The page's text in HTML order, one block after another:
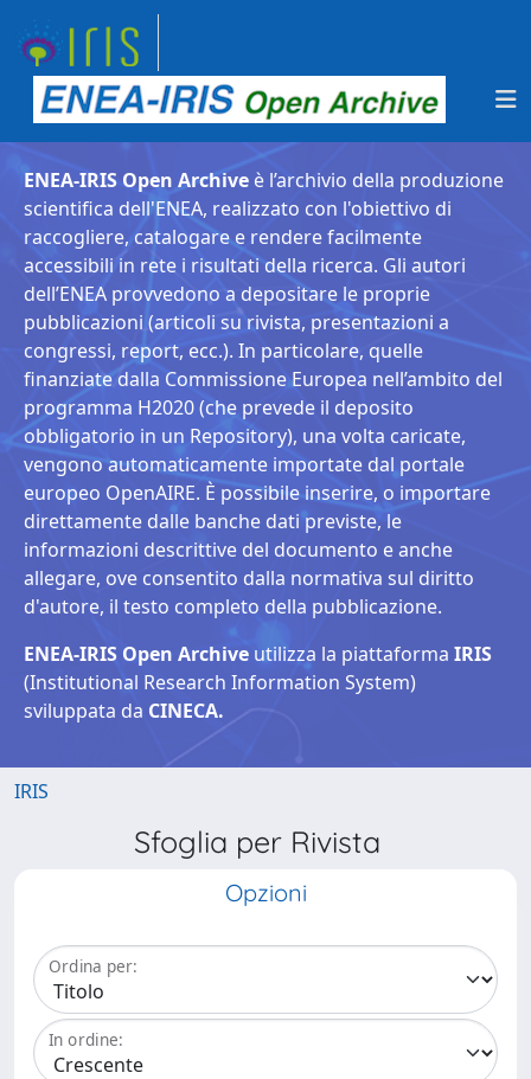
ENEA-IRIS Open Archive è l’archivio della produzione
scientifica dell'ENEA, realizzato con l'obiettivo di
raccogliere, catalogare e rendere facilmente
accessibili in rete i risultati della ricerca. Gli autori
dell’ENEA provvedono a depositare le proprie
pubblicazioni (articoli su rivista, presentazioni a
congressi, report, ecc.). In particolare, quelle
finanziate dalla Commissione Europea nell’ambito del
programma H2020 (che prevede il deposito
obbligatorio in un Repository), una volta caricate,
vengono automaticamente importate dal portale
europeo OpenAIRE. È possibile inserire, o importare
direttamente dalle banche dati previste, le
informazioni descrittive del documento e anche
allegare, ove consentito dalla normativa sul diritto
d'autore, il testo completo della pubblicazione.
ENEA-IRIS Open Archive utilizza la piattaforma IRIS
(Institutional Research Information System)
sviluppata da CINECA.
IRIS
Sfoglia per Rivista
Opzioni
Ordina per:
In ordine: